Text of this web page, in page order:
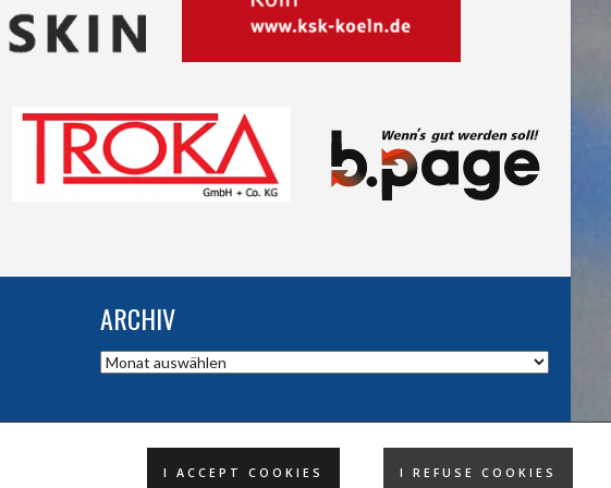
I ACCEPT COOKIES I REFUSE COOKIES
ARCHIV
Archiv
DESIGND BY HSV TROISDORF E.V.